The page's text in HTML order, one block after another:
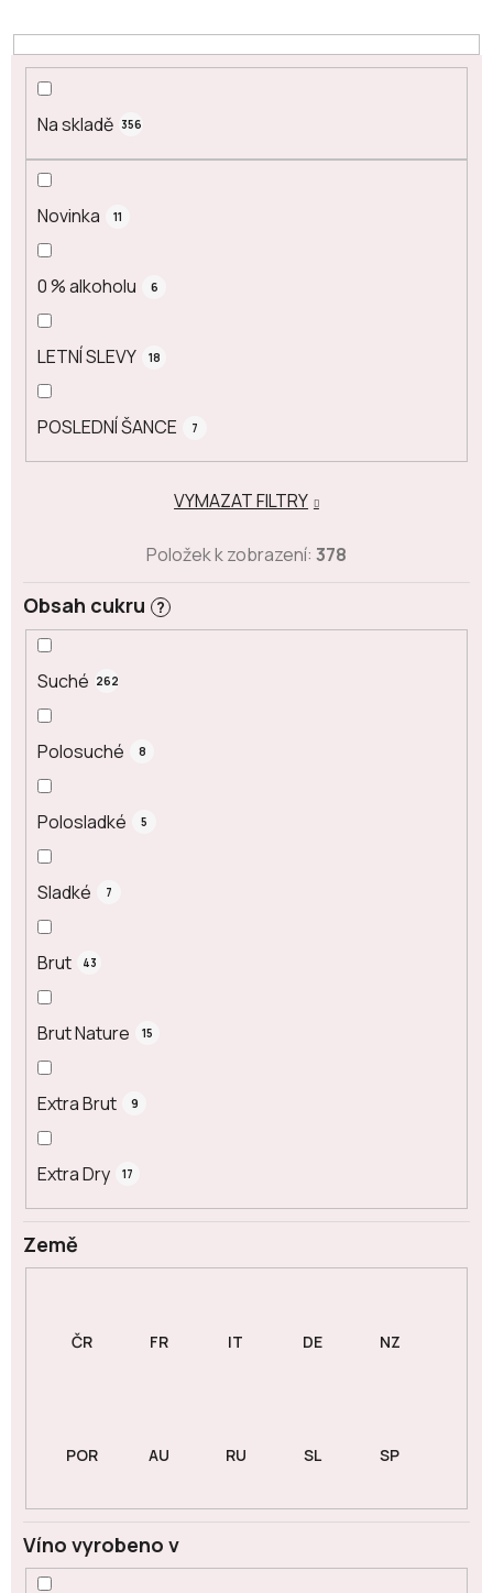
k
t
Na skladě 356
Novinka 11
0 % alkoholu 6
LETNÍ SLEVY 18
POSLEDNÍ ŠANCE 7
Země
Obsah cukru ?
Suché 262
Polosuché 8
Polosladké 5
Sladké 7
Brut 43
Brut Nature 15
Extra Brut 9
Extra Dry 17
Víno vyrobeno v
VYMAZAT FILTRY
Položek k zobrazení: 378